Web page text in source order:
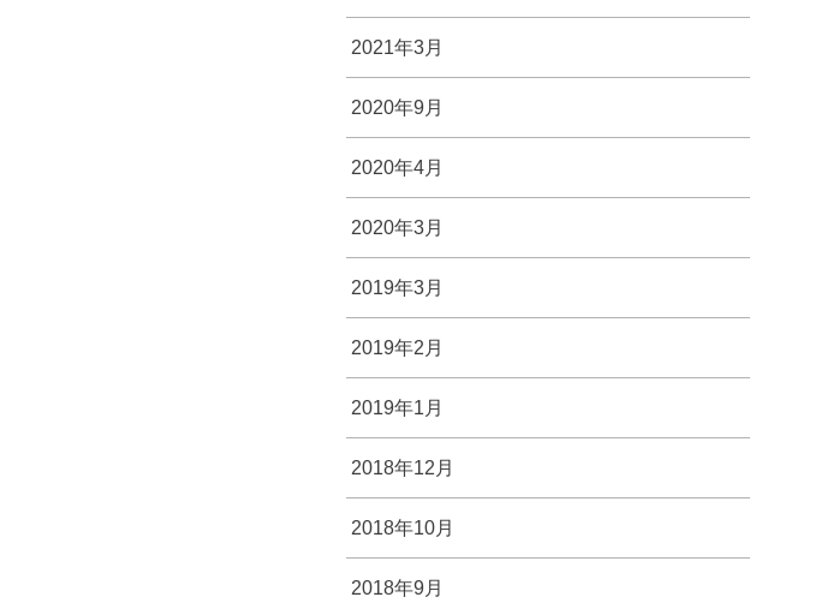
2021年3月
2020年9月
2020年4月
2020年3月
2019年3月
2019年2月
2019年1月
2018年12月
2018年10月
2018年9月